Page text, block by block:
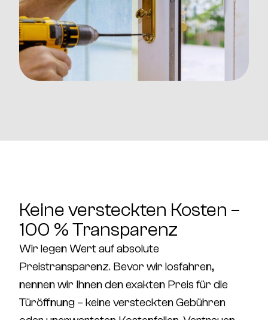
Keine versteckten Kosten –
100 % Transparenz
Wir legen Wert aufabsolute
Preistransparenz. Bevor wir losfahren,
nennen wir Ihnen denexakten Preis für die
Türöffnung – keine versteckten Gebühren